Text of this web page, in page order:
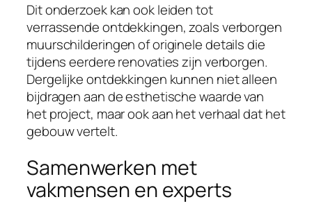
Dit onderzoek kan ook leiden tot
verrassende ontdekkingen, zoals verborgen
muurschilderingen of originele details die
tijdens eerdere renovaties zijn verborgen.
Dergelijke ontdekkingen kunnen niet alleen
bijdragen aan de esthetische waarde van
het project, maar ook aan het verhaal dat het
gebouw vertelt.
Samenwerken met
vakmensen en experts